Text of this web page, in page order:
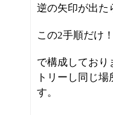
逆の矢印が出た
この2手順だけ！
で構成しており
トリーし同じ
す。